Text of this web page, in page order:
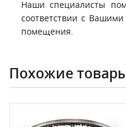
Наши специалисты
соответствии с
помещения.
Похожие